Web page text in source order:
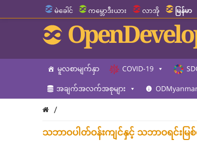
မဲခေါင် ကမ္ဘောဒီးယား လာအို မြန်မာ
မူလစာမျက်နှာ COVID-19
အချက်အလက်အစုများ
/
သဘာဝပါတ်ဝန်းကျင်နှင့် သဘာဝရင်းမြစ်မ